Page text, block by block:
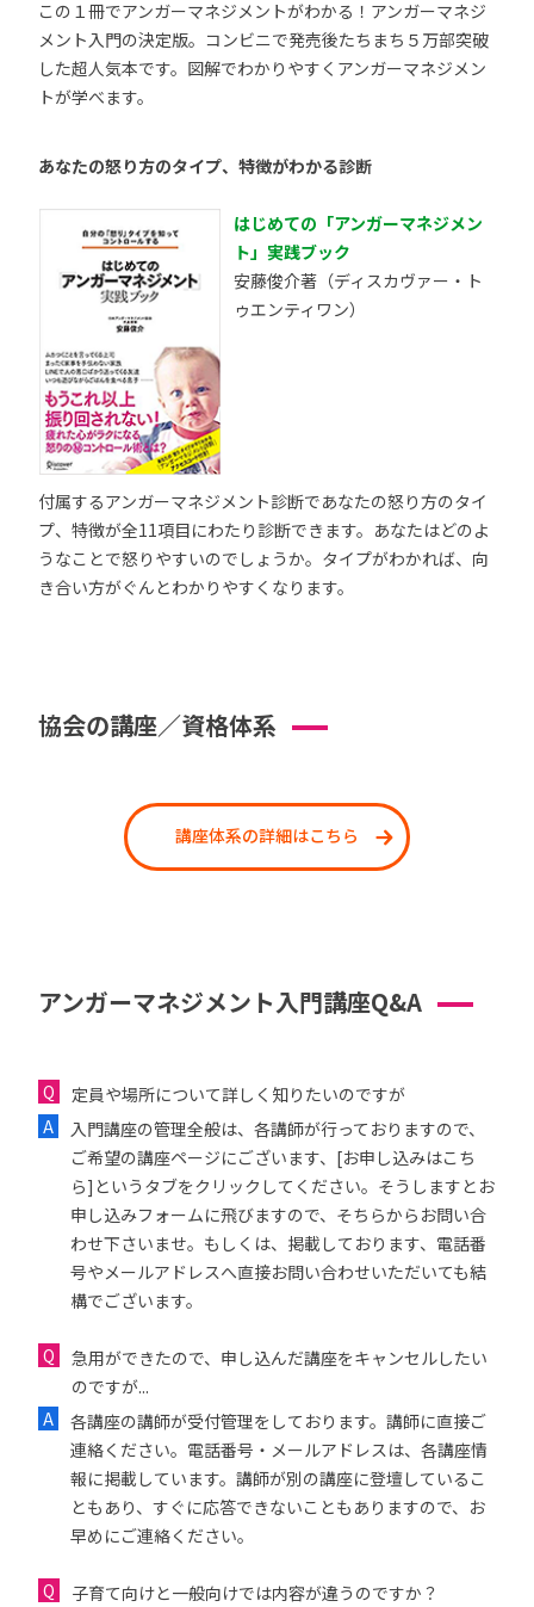
この１冊でアンガーマネジメントがわかる！アンガーマネジ
メント入門の決定版。コンビニで発売後たちまち５万部突破
した超人気本です。図解でわかりやすくアンガーマネジメン
トが学べます。
あなたの怒り方のタイプ、特徴がわかる診断
はじめての「アンガーマネジメン
ト」実践ブック
安藤俊介著（ディスカヴァー・ト
ゥエンティワン）
付属するアンガーマネジメント診断であなたの怒り方のタイ
プ、特徴が全11項目にわたり診断できます。あなたはどのよ
うなことで怒りやすいのでしょうか。タイプがわかれば、向
き合い方がぐんとわかりやすくなります。
協会の講座／資格体系
講座体系の詳細はこちら
アンガーマネジメント入門講座Q&A
定員や場所について詳しく知りたいのですが
入門講座の管理全般は、各講師が行っておりますので、
ご希望の講座ページにございます、[お申し込みはこち
ら]というタブをクリックしてください。そうしますとお
申し込みフォームに飛びますので、そちらからお問い合
わせ下さいませ。もしくは、掲載しております、電話番
号やメールアドレスへ直接お問い合わせいただいても結
構でございます。
急用ができたので、申し込んだ講座をキャンセルしたい
のですが...
各講座の講師が受付管理をしております。講師に直接ご
連絡ください。電話番号・メールアドレスは、各講座情
報に掲載しています。講師が別の講座に登壇しているこ
ともあり、すぐに応答できないこともありますので、お
早めにご連絡ください。
子育て向けと一般向けでは内容が違うのですか？